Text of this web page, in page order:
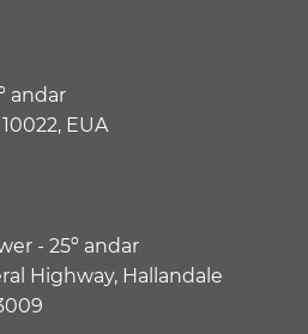
andar
EUA
- 25º andar
Highway, Hallandale